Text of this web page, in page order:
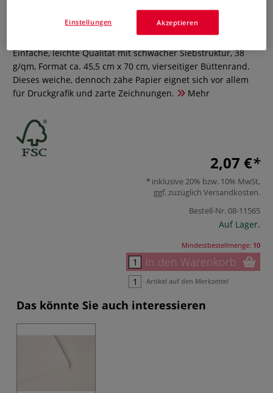
0 Bewertungen
Einfache, leichte Qualität mit schwacher Siebstruktur, 38
g/qm, Format ca. 45,5 cm x 70 cm, vierseitiger Büttenrand.
Dieses weiche, dennoch zähe Papier eignet sich vor allem
für Druckgrafik und zarte Zeichnungen.
Mehr
2,07 €
inklusive 20% bzw. 10% MwSt,
ggf. zuzüglich Versandkosten.
Bestell-Nr.08-11565
Auf Lager.
Mindestbestellmenge: 10
In den Warenkorb
Artikel auf den Merkzettel
Das könnte Sie auch interessieren
Akzeptieren
Einstellungen